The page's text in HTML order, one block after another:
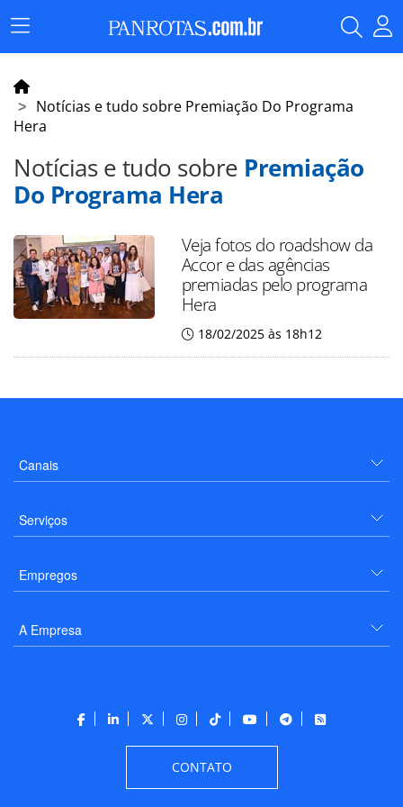
Menu
Principal
Notícias e tudo sobre Premiação Do Programa
Hera
Notícias e tudo sobre Premiação
Do Programa Hera
Veja fotos do roadshow da
Accor e das agências
premiadas pelo programa
Hera
18/02/2025 às 18h12
Canais
Serviços
Empregos
A Empresa
CONTATO